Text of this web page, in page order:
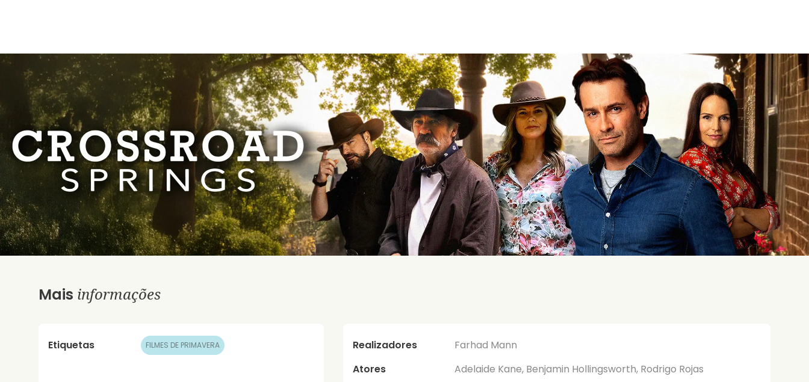
Mais informações
Etiquetas FILMES DE PRIMAVERA Realizadores
Farhad Mann
Atores
Adelaide Kane, Benjamin Hollingsworth, Rodrigo Rojas